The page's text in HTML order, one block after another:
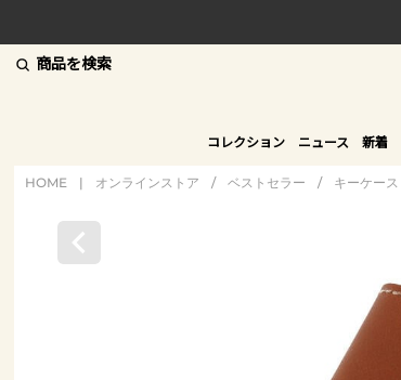
商品を検索
コレクション ニュース 新着
HOME | オンラインストア / ベストセラー / キーケース